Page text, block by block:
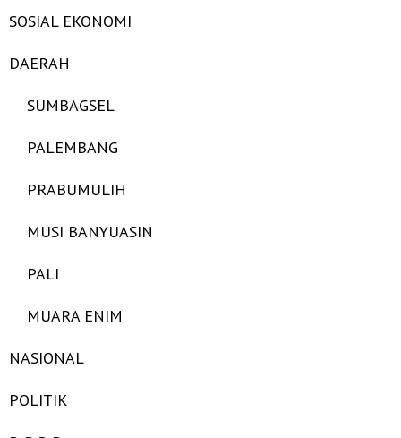
SOSIAL EKONOMI
DAERAH
SUMBAGSEL
PALEMBANG
PRABUMULIH
MUSI BANYUASIN
PALI
MUARA ENIM
NASIONAL
POLITIK